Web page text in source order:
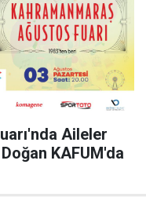
Aileler
KAFUM'da